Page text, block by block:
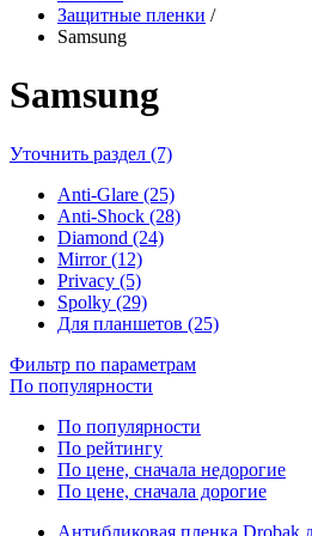
Защитные пленки /
Samsung
Samsung
Уточнить раздел (7)
Anti-Glare (25)
Anti-Shock (28)
Diamond (24)
Mirror (12)
Privacy (5)
Spolky (29)
Для планшетов (25)
Фильтр по параметрам
По популярности
По популярности
По рейтингу
По цене, сначала недорогие
По цене, сначала дорогие
Антибликовая пленка Drobak